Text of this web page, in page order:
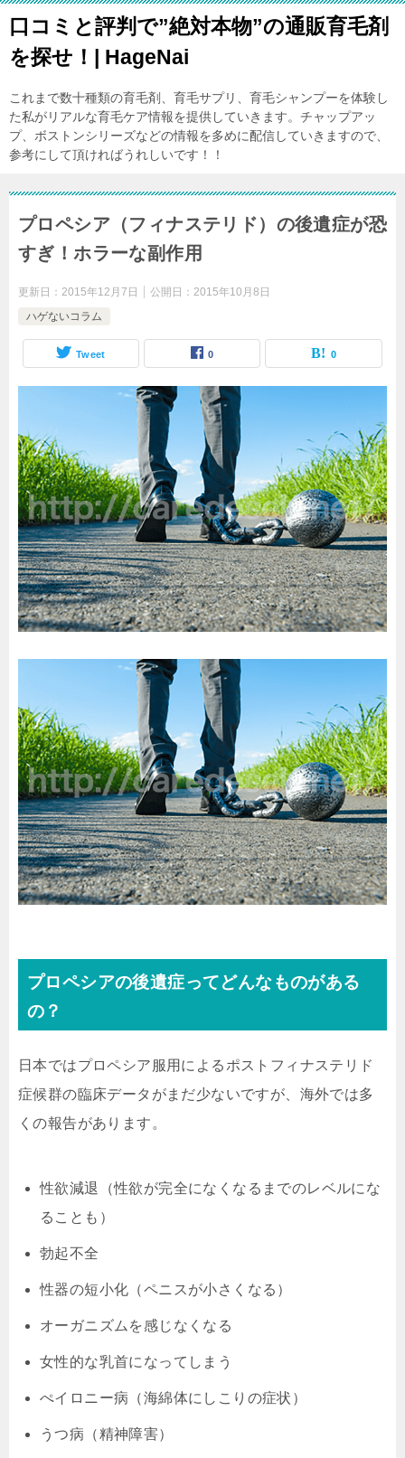
口コミと評判で”絶対本物”の通販育毛剤
を探せ！| HageNai
これまで数十種類の育毛剤、育毛サプリ、育毛シャンプーを体験し
た私がリアルな育毛ケア情報を提供していきます。チャップアッ
プ、ボストンシリーズなどの情報を多めに配信していきますので、
参考にして頂ければうれしいです！！
プロペシア（フィナステリド）の後遺症が恐
すぎ！ホラーな副作用
更新日： 2015年12月7日 公開日： 2015年10月8日
ハゲないコラム
Tweet 0 0
プロペシアの後遺症ってどんなものがある
の？
日本ではプロペシア服用によるポストフィナステリド
症候群の臨床データがまだ少ないですが、海外では多
くの報告があります。
性欲減退（性欲が完全になくなるまでのレベルにな
ることも）
勃起不全
性器の短小化（ペニスが小さくなる）
オーガニズムを感じなくなる
女性的な乳首になってしまう
ぺイロニー病（海綿体にしこりの症状）
うつ病（精神障害）